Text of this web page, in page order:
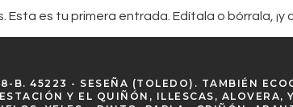
Esta es tu primera entrada. Edítala o bórrala, ¡y
45223 - SESEÑA (TOLEDO). TAMBIÉN
Y EL QUIÑÓN, ILLESCAS,